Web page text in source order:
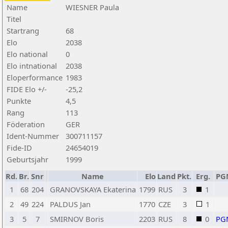
Name
WIESNER Paula
Titel
Startrang
68
Elo
2038
Elo national
0
Elo intnational
2038
Eloperformance 1983
FIDE Elo +/-
-25,2
Punkte
4,5
Rang
113
Föderation
GER
Ident-Nummer
300711157
Fide-ID
24654019
Geburtsjahr
1999
Rd. Br. Snr Name Elo Land Pkt. Erg.
1
68 204 GRANOVSKAYA Ekaterina 1799 RUS 3
1
2
49 224 PALDUS Jan 1770 CZE 3
1
3
5 7 SMIRNOV Boris 2203 RUS 8 0